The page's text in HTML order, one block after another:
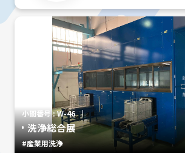
小間番号 : W-46
洗浄総合展
#産業用洗浄